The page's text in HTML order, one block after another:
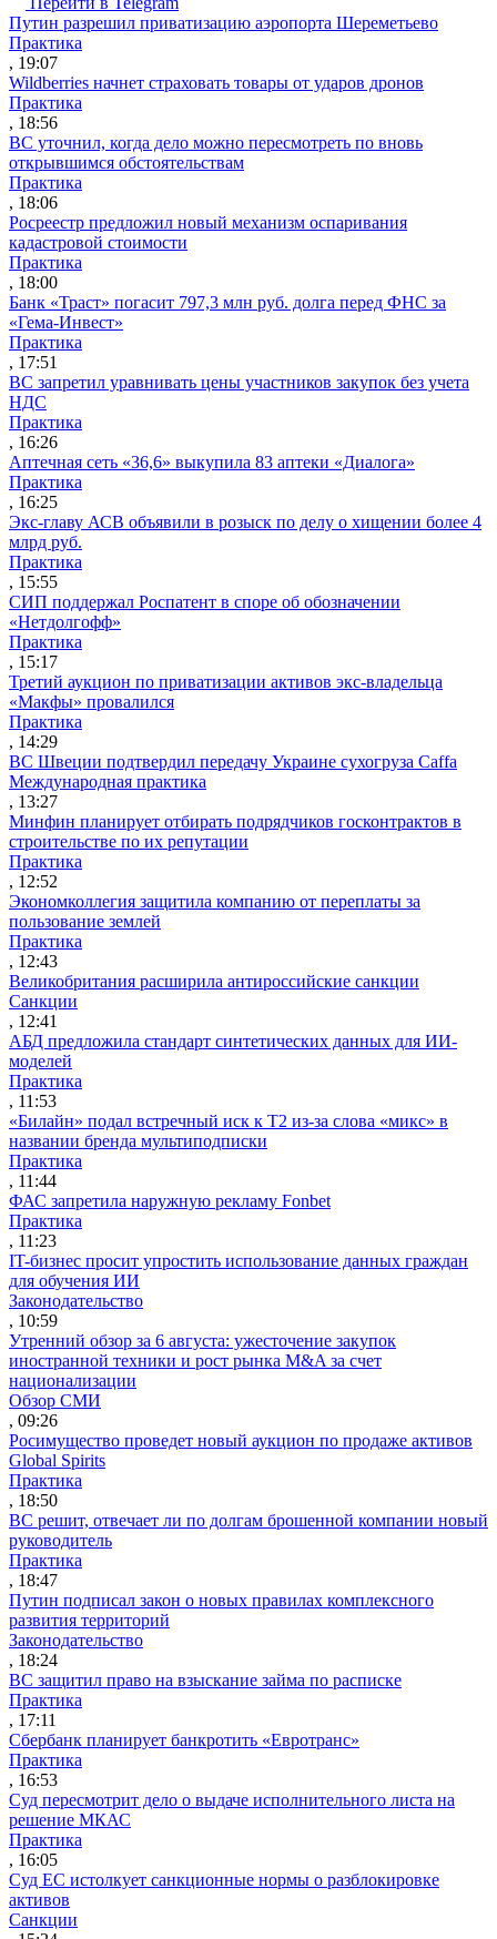
Путин разрешил приватизацию аэропорта Шереметьево
Практика
, 19:07
Wildberries начнет страховать товары от ударов дронов
Практика
, 18:56
ВС уточнил, когда дело можно пересмотреть по вновь
открывшимся обстоятельствам
Практика
, 18:06
Росреестр предложил новый механизм оспаривания
кадастровой стоимости
Практика
, 18:00
Банк «Траст» погасит 797,3 млн руб. долга перед ФНС за
«Гема-Инвест»
Практика
, 17:51
ВС запретил уравнивать цены участников закупок без учета
НДС
Практика
, 16:26
Аптечная сеть «36,6» выкупила 83 аптеки «Диалога»
Практика
, 16:25
Экс-главу АСВ объявили в розыск по делу о хищении более 4
млрд руб.
Практика
, 15:55
СИП поддержал Роспатент в споре об обозначении
«Нетдолгофф»
Практика
, 15:17
Третий аукцион по приватизации активов экс-владельца
«Макфы» провалился
Практика
, 14:29
ВС Швеции подтвердил передачу Украине сухогруза Caffa
Международная практика
, 13:27
Минфин планирует отбирать подрядчиков госконтрактов в
строительстве по их репутации
Практика
, 12:52
Экономколлегия защитила компанию от переплаты за
пользование землей
Практика
, 12:43
Великобритания расширила антироссийские санкции
Санкции
, 12:41
АБД предложила стандарт синтетических данных для ИИ-
моделей
Практика
, 11:53
«Билайн» подал встречный иск к Т2 из-за слова «микс» в
названии бренда мультиподписки
Практика
, 11:44
ФАС запретила наружную рекламу Fonbet
Практика
, 11:23
IT-бизнес просит упростить использование данных граждан
для обучения ИИ
Законодательство
, 10:59
Утренний обзор за 6 августа: ужесточение закупок
иностранной техники и рост рынка M&A за счет
национализации
Обзор СМИ
, 09:26
Росимущество проведет новый аукцион по продаже активов
Global Spirits
Практика
, 18:50
ВС решит, отвечает ли по долгам брошенной компании новый
руководитель
Практика
, 18:47
Путин подписал закон о новых правилах комплексного
развития территорий
Законодательство
, 18:24
ВС защитил право на взыскание займа по расписке
Практика
, 17:11
Сбербанк планирует банкротить «Евротранс»
Практика
, 16:53
Суд пересмотрит дело о выдаче исполнительного листа на
решение МКАС
Практика
, 16:05
Суд ЕС истолкует санкционные нормы о разблокировке
активов
Санкции